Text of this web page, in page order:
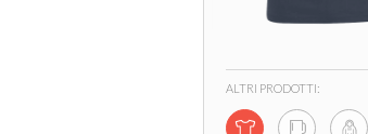
ALTRI PRODOTTI: